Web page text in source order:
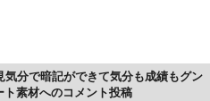
分で暗記ができて気分も成績もグン
ト素材へのコメント投稿